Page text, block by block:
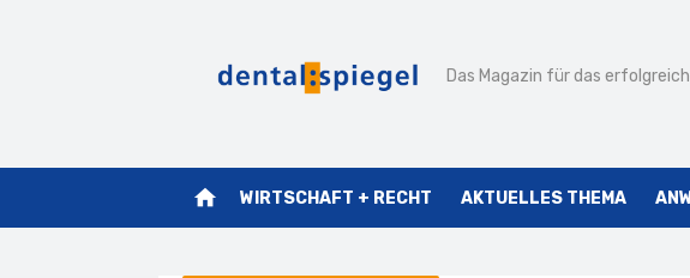
Das Magazin für das
home WIRTSCHAFT + RECHT AKTUELLES THEMA